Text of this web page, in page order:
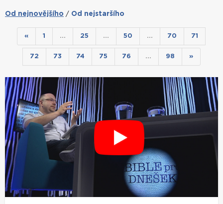
Od nejnovějšího / Od nejstaršího
« 1 … 25 … 50 … 70 71
72 73 74 75 76 … 98 »